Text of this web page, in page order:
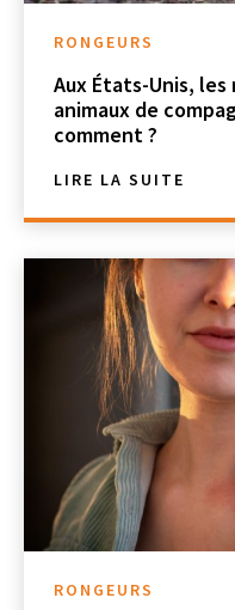
RONGEURS
Aux États-Unis,
animaux de
comment ?
LIRE LA SUITE
RONGEURS